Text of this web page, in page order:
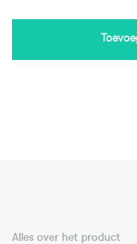
Alles over het product